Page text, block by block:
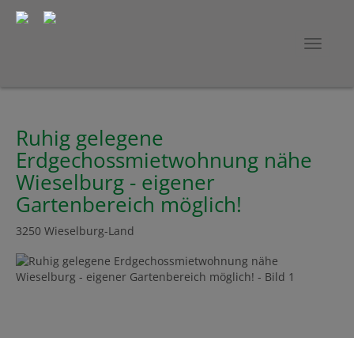
Ruhig gelegene
Erdgechossmietwohnung nähe
Wieselburg - eigener
Gartenbereich möglich!
3250 Wieselburg-Land